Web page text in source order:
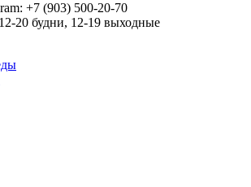
+7 (903) 500-20-70
12-20 будни, 12-19 выходные